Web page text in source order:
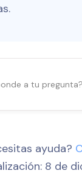
a tu pregunta?
ayuda?
8 de